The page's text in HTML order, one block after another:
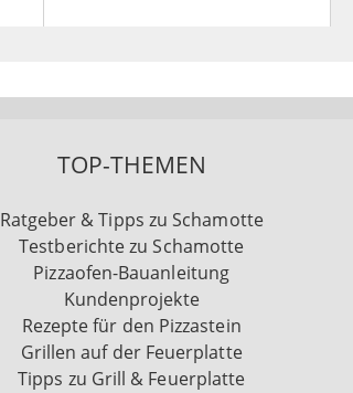
TOP-THEMEN
Ratgeber & Tipps zu Schamotte
Testberichte zu Schamotte
Pizzaofen-Bauanleitung
Kundenprojekte
Rezepte für den Pizzastein
Grillen auf der Feuerplatte
Tipps zu Grill & Feuerplatte